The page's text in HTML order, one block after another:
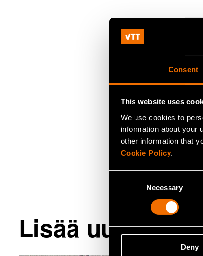
Consent
This website uses
We use cookies to
information about your
other information that
Cookie Policy.
Necessary
Deny
Lisää uutisia ja